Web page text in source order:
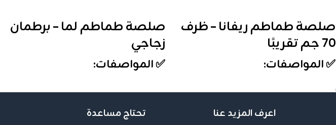
صلصة طماطم ريفانا – ظرف
70 جم تقريبًا
✅ المواصفات:
الكرتونة تحتوي على 24 كيس
صلصة طماطم لما – برطمان
زجاجي
✅ المواصفات:
التعبئة:الشرنك يحتوي على 12 قطعة
اعرف المزيد عنا تحتاج مساعدة